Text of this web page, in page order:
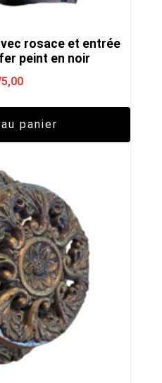
rosace et entrée
peint en noir
panier